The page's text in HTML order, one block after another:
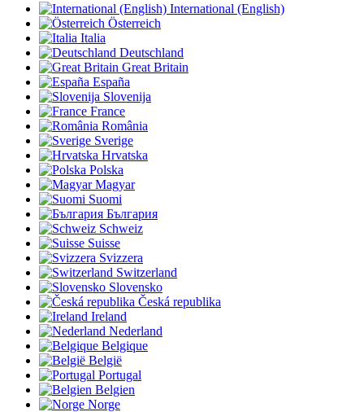
International (English)
Österreich
Italia
Deutschland
Great Britain
España
Slovenija
France
România
Sverige
Hrvatska
Polska
Magyar
Suomi
България
Schweiz
Suisse
Svizzera
Switzerland
Slovensko
Česká republika
Ireland
Nederland
Belgique
België
Portugal
Belgien
Norge